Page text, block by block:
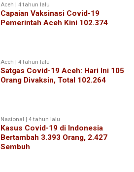
Aceh | 4 tahun lalu
Capaian Vaksinasi Covid-19
Pemerintah Aceh Kini 102.374
Aceh | 4 tahun lalu
Satgas Covid-19 Aceh: Hari Ini 105
Orang Divaksin, Total 102.264
Nasional | 4 tahun lalu
Kasus Covid-19 di Indonesia
Bertambah 3.393 Orang, 2.427
Sembuh